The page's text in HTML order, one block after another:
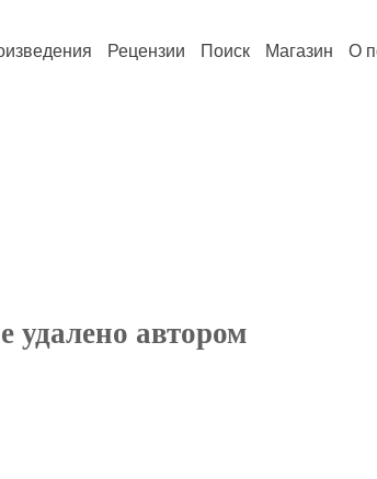
Рецензии Поиск Магазин О
удалено автором